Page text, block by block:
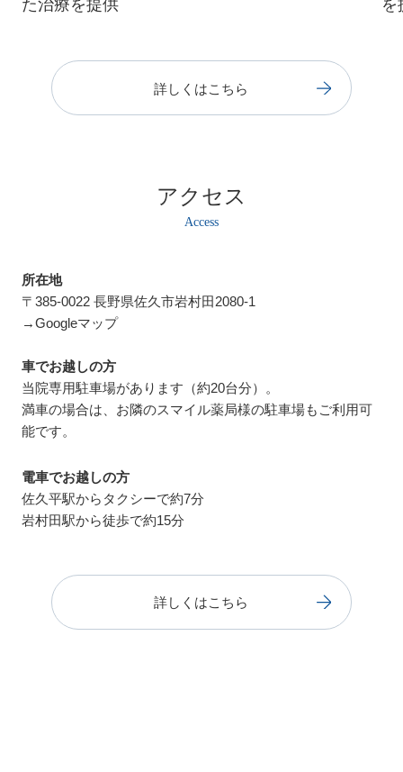
た治療を提供
を
詳しくはこちら
アクセス
所在地
〒385-0022 長野県佐久市岩村田2080-1
→Googleマップ
車でお越しの方
当院専用駐車場があります（約20台分）。
満車の場合は、お隣のスマイル薬局様の駐車場もご利用可
能です。
電車でお越しの方
佐久平駅からタクシーで約7分
岩村田駅から徒歩で約15分
詳しくはこちら